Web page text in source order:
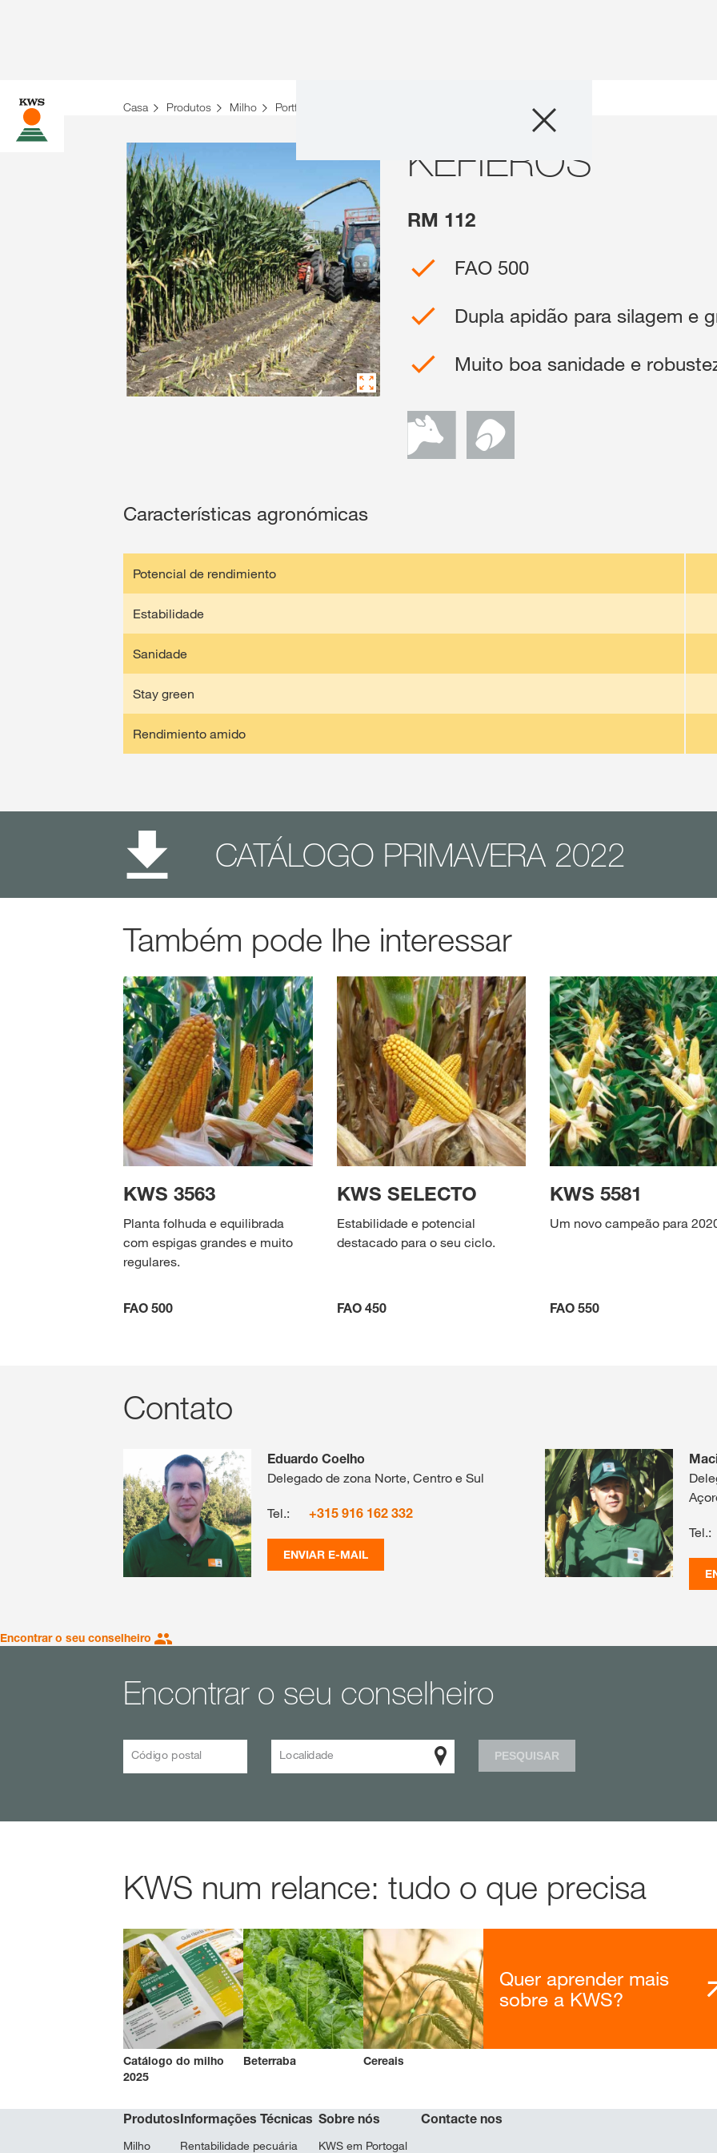
Grupo KWS
Casa Produtos Milho Portfólio Completo
KEFIEROS
RM 112
FAO 500
Dupla apidão para silagem e
Muito boa sanidade e
Características agronómicas
Potencial de rendimiento
Estabilidade
Sanidade
Stay green
Rendimiento amido
CATÁLOGO PRIMAVERA 2022
Também pode lhe interessar
KWS 3563
Planta folhuda e equilibrada
com espigas grandes e muito
regulares.
FAO 500
KWS SELECTO
Estabilidade e potencial
destacado para o seu ciclo.
FAO 450
KWS 5581
Um novo campeão para
FAO 550
Contato
Eduardo Coelho
Delegado de zona Norte, Centro e Sul
Tel.: +315 916 162 332
ENVIAR E-MAIL
Tel.:
Encontrar o seu conselheiro
Encontrar o seu conselheiro
Código postal Localidade PESQUISAR
KWS num relance: tudo o que precisa
Catálogo do milho
2025
Beterraba Cereais
Quer aprender mais
sobre a KWS?
Produtos
Milho
Informações Técnicas
Rentabilidade pecuária
Sobre nós
KWS em Portogal
Contacte nos